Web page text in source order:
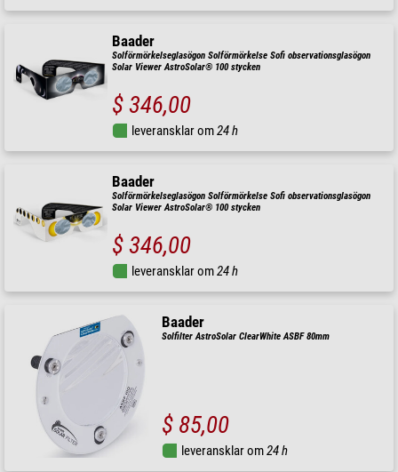
Baader
Solförmörkelseglasögon Solförmörkelse Sofi observationsglasögon
Solar Viewer AstroSolar® 100 stycken
$ 346,00
leveransklar om24 h
Baader
Solförmörkelseglasögon Solförmörkelse Sofi observationsglasögon
Solar Viewer AstroSolar® 100 stycken
$ 346,00
leveransklar om24 h
Baader
Solfilter AstroSolar ClearWhite ASBF 80mm
$ 85,00
leveransklar om24 h